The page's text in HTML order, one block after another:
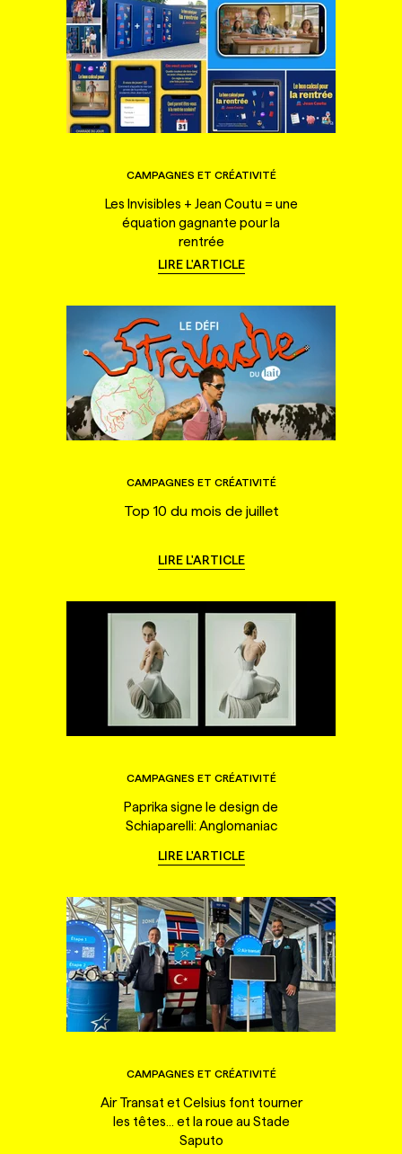
CAMPAGNES ET CRÉATIVITÉ
Les Invisibles + Jean Coutu = une
équation gagnante pour la
rentrée
LIRE L'ARTICLE
CAMPAGNES ET CRÉATIVITÉ
Top 10 du mois de juillet
LIRE L'ARTICLE
CAMPAGNES ET CRÉATIVITÉ
Paprika signe le design de
Schiaparelli: Anglomaniac
LIRE L'ARTICLE
CAMPAGNES ET CRÉATIVITÉ
Air Transat et Celsius font tourner
les têtes... et la roue au Stade
Saputo